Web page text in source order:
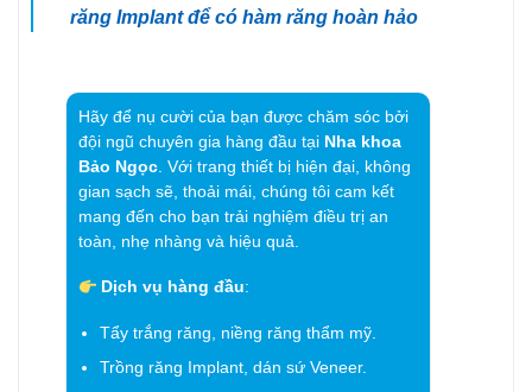
răng Implant để có hàm răng hoàn hảo
Hãy để nụ cười của bạn được chăm sóc bởi
đội ngũ chuyên gia hàng đầu tại Nha khoa
Bảo Ngọc . Với trang thiết bị hiện đại, không
gian sạch sẽ, thoải mái, chúng tôi cam kết
mang đến cho bạn trải nghiệm điều trị an
toàn, nhẹ nhàng và hiệu quả.
Dịch vụ hàng đầu:
Tẩy trắng răng, niềng răng thẩm mỹ.
Trồng răng Implant, dán sứ Veneer.